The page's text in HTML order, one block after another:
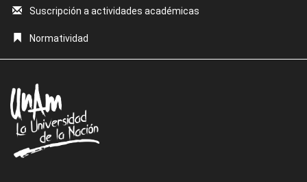
Suscripción a actividades académicas
Normatividad